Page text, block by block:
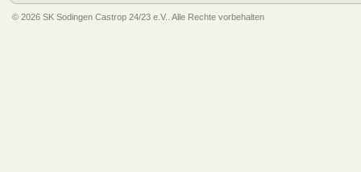
© 2026 SK Sodingen Castrop 24/23 e.V.. Alle Rechte vorbehalten